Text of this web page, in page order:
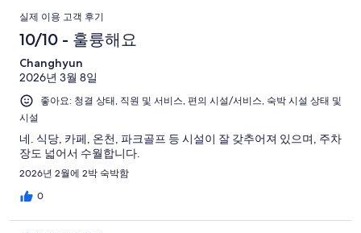
후
기
78
후
중
72
개
개
이
후
기
중
33
개
213
개
이
용
후
중
별
로
요.
213
개
이
용
후
기
중
개
이
용
후
기
실제 이용 고객 후기
10/10 - 훌륭해요
Changhyun
2026년 3월 8일
좋아요: 청결 상태, 직원 및 서비스, 편의 시설/서비스, 숙박 시설 상태 및
시설
네. 식당, 카페, 온천, 파크골프 등 시설이 잘 갖추어져 있으며, 주차
장도 넓어서 수월합니다.
2026년 2월에 2박 숙박함
0